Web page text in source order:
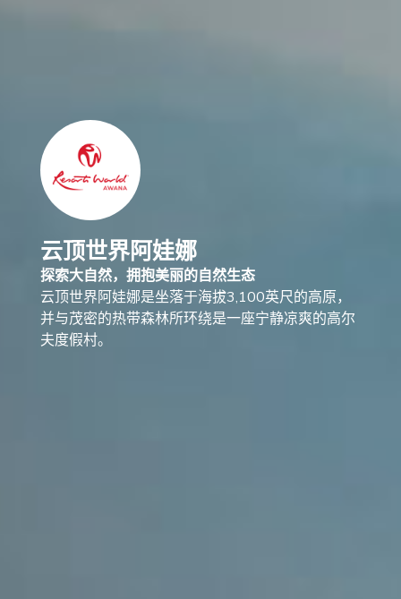
云顶世界阿娃娜
探索大自然，拥抱美丽的自然生态
云顶世界阿娃娜是坐落于海拔3,100英尺的高原，
并与茂密的热带森林所环绕是一座宁静凉爽的高尔
夫度假村。